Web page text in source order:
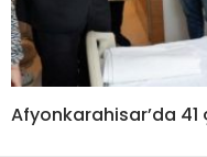
Afyonkarahisar’da